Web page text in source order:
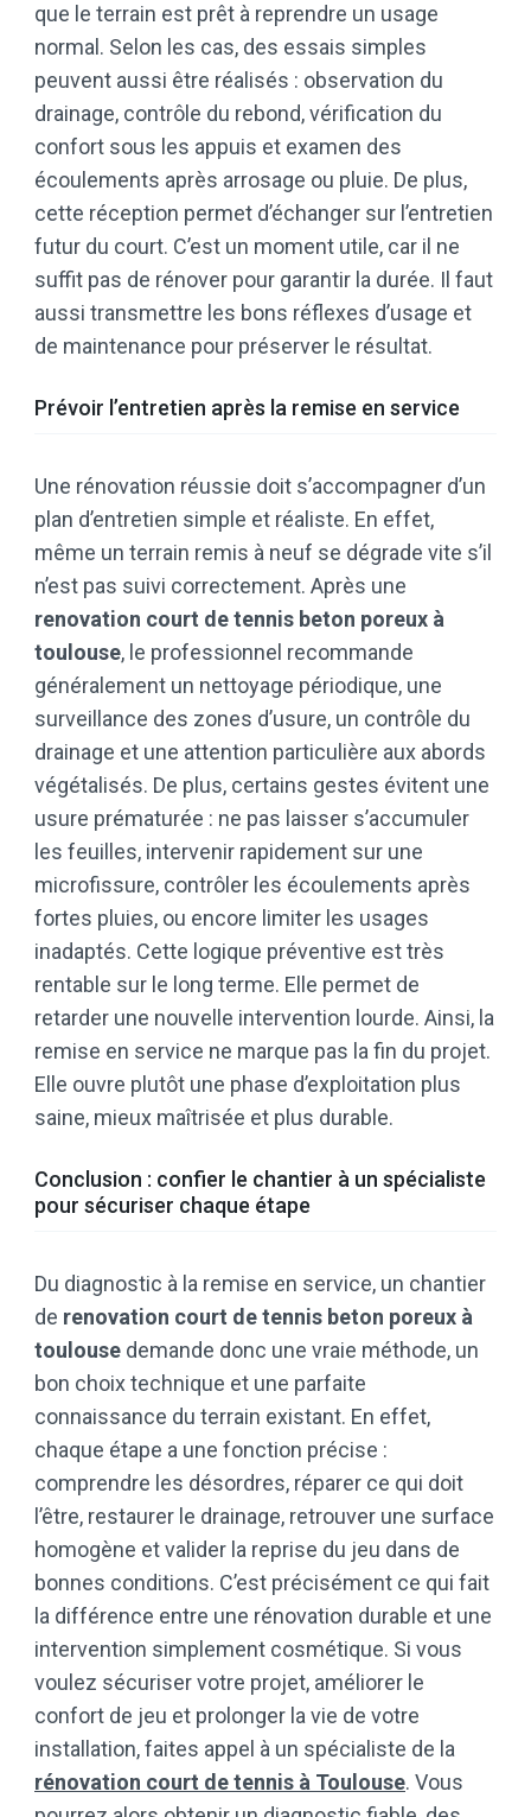
que le terrain est prêt à reprendre un usage
normal. Selon les cas, des essais simples
peuvent aussi être réalisés : observation du
drainage, contrôle du rebond, vérification du
confort sous les appuis et examen des
écoulements après arrosage ou pluie. De plus,
cette réception permet d’échanger sur l’entretien
futur du court. C’est un moment utile, car il ne
suffit pas de rénover pour garantir la durée. Il faut
aussi transmettre les bons réflexes d’usage et
de maintenance pour préserver le résultat.
Prévoir l’entretien après la remise en service
Une rénovation réussie doit s’accompagner d’un
plan d’entretien simple et réaliste. En effet,
même un terrain remis à neuf se dégrade vite s’il
n’est pas suivi correctement. Après une
renovation court de tennis beton poreux à
toulouse, le professionnel recommande
généralement un nettoyage périodique, une
surveillance des zones d’usure, un contrôle du
drainage et une attention particulière aux abords
végétalisés. De plus, certains gestes évitent une
usure prématurée : ne pas laisser s’accumuler
les feuilles, intervenir rapidement sur une
microfissure, contrôler les écoulements après
fortes pluies, ou encore limiter les usages
inadaptés. Cette logique préventive est très
rentable sur le long terme. Elle permet de
retarder une nouvelle intervention lourde. Ainsi, la
remise en service ne marque pas la fin du projet.
Elle ouvre plutôt une phase d’exploitation plus
saine, mieux maîtrisée et plus durable.
Conclusion : confier le chantier à un spécialiste
pour sécuriser chaque étape
Du diagnostic à la remise en service, un chantier
de renovation court de tennis beton poreux à
toulouse demande donc une vraie méthode, un
bon choix technique et une parfaite
connaissance du terrain existant. En effet,
chaque étape a une fonction précise :
comprendre les désordres, réparer ce qui doit
l’être, restaurer le drainage, retrouver une surface
homogène et valider la reprise du jeu dans de
bonnes conditions. C’est précisément ce qui fait
la différence entre une rénovation durable et une
intervention simplement cosmétique. Si vous
voulez sécuriser votre projet, améliorer le
confort de jeu et prolonger la vie de votre
installation, faites appel à un spécialiste de la
rénovation court de tennis à Toulouse. Vous